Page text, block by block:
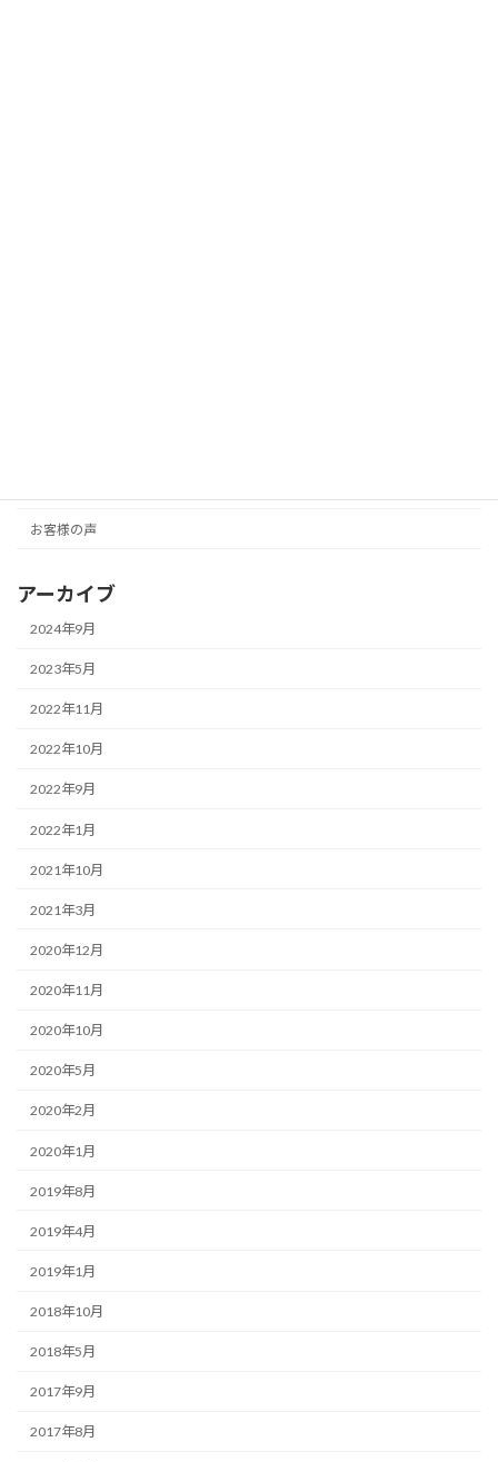
お客様の声
アーカイブ
2024年9月
2023年5月
2022年11月
2022年10月
2022年9月
2022年1月
2021年10月
2021年3月
2020年12月
2020年11月
2020年10月
2020年5月
2020年2月
2020年1月
2019年8月
2019年4月
2019年1月
2018年10月
2018年5月
2017年9月
2017年8月